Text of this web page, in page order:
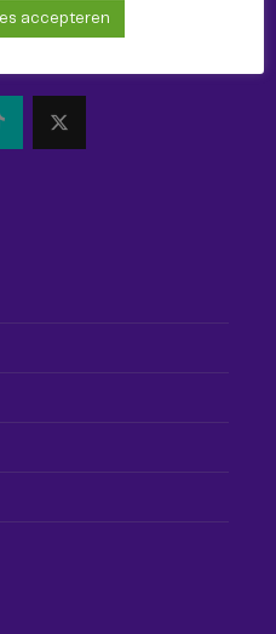
hier, maar ook via social
accepteren